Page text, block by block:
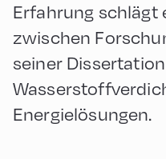
Erfahrung schlägt
zwischen
seiner
Energielösungen.